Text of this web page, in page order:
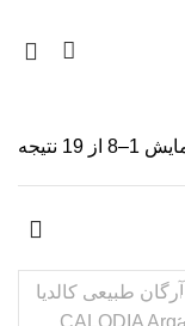
1–8 از 19 نتیجه